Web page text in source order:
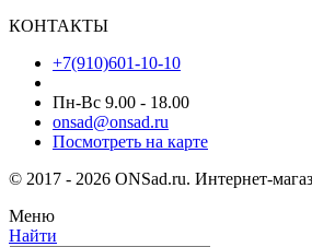
КОНТАКТЫ
+7(910)601-10-10
Пн-Вс 9.00 - 18.00
onsad@onsad.ru
Посмотреть на карте
© 2017 - 2026 ONSad.ru. Интернет-
Меню
Найти